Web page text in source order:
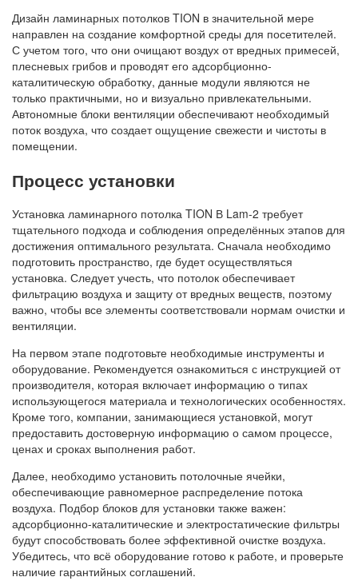
Дизайн ламинарных потолков TION в значительной мере
направлен на создание комфортной среды для посетителей.
С учетом того, что они очищают воздух от вредных примесей,
плесневых грибов и проводят его адсорбционно-
каталитическую обработку, данные модули являются не
только практичными, но и визуально привлекательными.
Автономные блоки вентиляции обеспечивают необходимый
поток воздуха, что создает ощущение свежести и чистоты в
помещении.
Процесс установки
Установка ламинарного потолка TION В Lam-2 требует
тщательного подхода и соблюдения определённых этапов для
достижения оптимального результата. Сначала необходимо
подготовить пространство, где будет осуществляться
установка. Следует учесть, что потолок обеспечивает
фильтрацию воздуха и защиту от вредных веществ, поэтому
важно, чтобы все элементы соответствовали нормам очистки и
вентиляции.
На первом этапе подготовьте необходимые инструменты и
оборудование. Рекомендуется ознакомиться с инструкцией от
производителя, которая включает информацию о типах
использующегося материала и технологических особенностях.
Кроме того, компании, занимающиеся установкой, могут
предоставить достоверную информацию о самом процессе,
ценах и сроках выполнения работ.
Далее, необходимо установить потолочные ячейки,
обеспечивающие равномерное распределение потока
воздуха. Подбор блоков для установки также важен:
адсорбционно-каталитические и электростатические фильтры
будут способствовать более эффективной очистке воздуха.
Убедитесь, что всё оборудование готово к работе, и проверьте
наличие гарантийных соглашений.